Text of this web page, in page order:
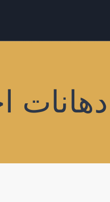
دهانات